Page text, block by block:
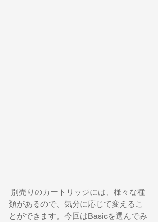
類があるので、気分に応じて変えるこ
とができます。今回はBasicを選んでみ